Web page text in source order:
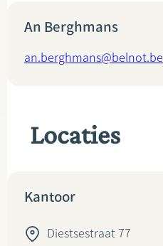
An Berghmans
an.berghmans@belnot.be
Locaties
Kantoor
Diestsestraat 77